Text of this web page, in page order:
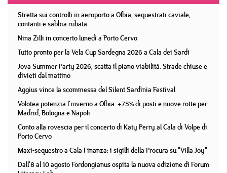
Stretta sui controlli in aeroporto a Olbia, sequestrati caviale,
contanti e sabbia rubata
Nina Zilli in concerto lunedì a Porto Cervo
Tutto pronto per la Vela Cup Sardegna 2026 a Cala dei Sardi
Jova Summer Party 2026, scatta il piano viabilità. Strade chiuse e
divieti dal mattino
Aggius vince la scommessa del Silent Sardinia Festival
Volotea potenzia l'inverno a Olbia: +75% di posti e nuove rotte per
Madrid, Bologna e Napoli
Conto alla rovescia per il concerto di Katy Perry al Cala di Volpe di
Porto Cervo
Maxi-sequestro a Cala Finanza: i sigilli della Procura su "Villa Joy"
Dall'8 al 10 agosto Fordongianus ospita la nuova edizione di Forum